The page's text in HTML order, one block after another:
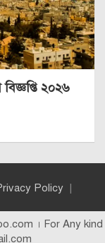
২০২৬
Policy
। For Any kind